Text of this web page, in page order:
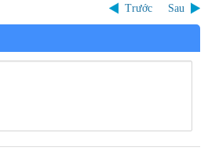
Trước Sau